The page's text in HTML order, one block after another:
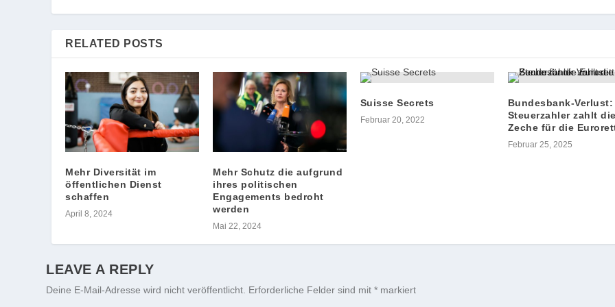
RELATED POSTS
Mehr Diversität im
öffentlichen Dienst
schaffen
April 8, 2024
Mehr Schutz die aufgrund
ihres politischen
Engagements bedroht
werden
Mai 22, 2024
Suisse Secrets
Februar 20, 2022
Bundesbank-Verlust:
Steuerzahler zahlt die
Zeche für die
Februar 25, 2025
LEAVE A REPLY
Deine E-Mail-Adresse wird nicht veröffentlicht. Erforderliche Felder sind mit* markiert